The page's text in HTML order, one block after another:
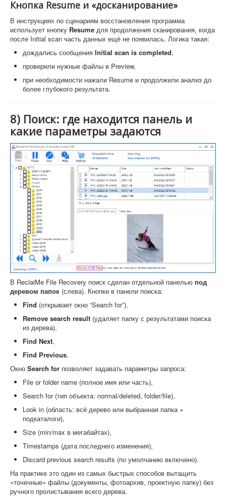
Кнопка Resume и «досканирование»
В инструкциях по сценариям восстановления программа
использует кнопку Resume для продолжения сканирования, когда
после Initial scan часть данных ещё не появилась. Логика такая:
дождались сообщения Initial scan is completed,
проверили нужные файлы в Preview,
при необходимости нажали Resume и продолжили анализ до
более глубокого результата.
8) Поиск: где находится панель и
какие параметры задаются
В ReclaiMe File Recovery поиск сделан отдельной панелью под
деревом папок (слева). Кнопки в панели поиска:
Find (открывает окно “Search for”),
Remove search result (удаляет папку с результатами поиска
из дерева),
Find Next,
Find Previous.
Окно Search for позволяет задавать параметры запроса:
File or folder name (полное имя или часть),
Search for (тип объекта: normal/deleted, folder/file),
Look in (область: всё дерево или выбранная папка +
подкаталоги),
Size (min/max в мегабайтах),
Timestamps (дата последнего изменения),
Discard previous search results (по умолчанию включено).
На практике это один из самых быстрых способов вытащить
«точечные» файлы (документы, фотоархив, проектную папку) без
ручного пролистывания всего дерева.